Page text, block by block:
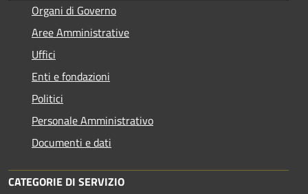
Organi di Governo
Aree Amministrative
Uffici
Enti e fondazioni
Politici
Personale Amministrativo
Documenti e dati
CATEGORIE DI SERVIZIO